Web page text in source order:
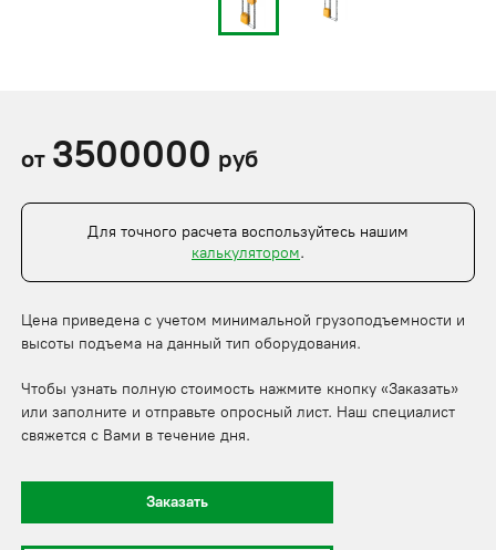
от 3500000 руб
Для точного расчета воспользуйтесь нашим
калькулятором.
Цена приведена с учетом минимальной грузоподъемности и
высоты подъема на данный тип оборудования.
Чтобы узнать полную стоимость нажмите кнопку «Заказать»
или заполните и отправьте опросный лист. Наш специалист
свяжется с Вами в течение дня.
Заказать